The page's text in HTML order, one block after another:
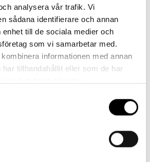
analysera vår trafik. Vi
sådana identifierare och annan
enhet till de sociala medier och
som vi samarbetar med.
informationen med annan
tillhandahållit eller som de har